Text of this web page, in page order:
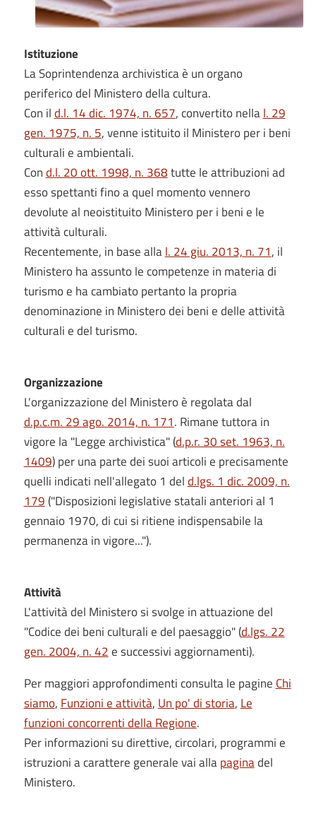
Istituzione
La Soprintendenza archivistica è un organo
periferico del Ministero della cultura.
Con ild.l. 14 dic. 1974, n. 657, convertito nellal. 29
gen. 1975, n. 5, venne istituito il Ministero per i beni
culturali e ambientali.
Cond.l. 20 ott. 1998, n. 368tutte le attribuzioni ad
esso spettanti fino a quel momento vennero
devolute al neoistituito Ministero per i beni e le
attività culturali.
Recentemente, in base allal. 24 giu. 2013, n. 71, il
Ministero ha assunto le competenze in materia di
turismo e ha cambiato pertanto la propria
denominazione in Ministero dei beni e delle attività
culturali e del turismo.
Organizzazione
L'organizzazione del Ministero è regolata dal
d.p.c.m. 29 ago. 2014, n. 171. Rimane tuttora in
vigore la "Legge archivistica" (d.p.r. 30 set. 1963, n.
1409) per una parte dei suoi articoli e precisamente
quelli indicati nell'allegato 1 deld.lgs. 1 dic. 2009, n.
179("Disposizioni legislative statali anteriori al 1
gennaio 1970, di cui si ritiene indispensabile la
permanenza in vigore...").
Attività
L'attività del Ministero si svolge in attuazione del
"Codice dei beni culturali e del paesaggio" (d.lgs. 22
gen. 2004, n. 42e successivi aggiornamenti).
Per maggiori approfondimenti consulta le pagine Chi
siamo, Funzioni e attività, Un po' di storia, Le
funzioni concorrenti della Regione.
Per informazioni su direttive, circolari, programmi e
istruzioni a carattere generale vai allapaginadel
Ministero.